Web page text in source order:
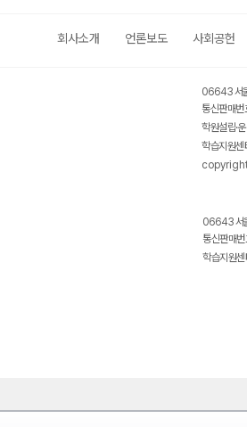
회사소개 언론보도 사회공헌
06643 서
통신판매
학원설립·
학습지원
06643 서
통신판매
학습지원